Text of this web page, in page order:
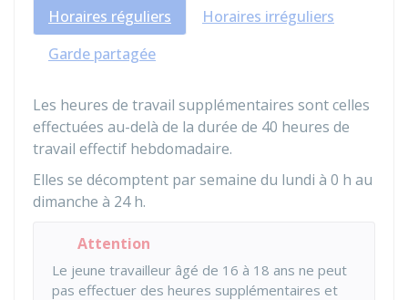
Horaires réguliers
Horaires irréguliers
Garde partagée
Les heures de travail supplémentaires sont celles
effectuées au-delà de la durée de 40 heures de
travail effectif hebdomadaire.
Elles se décomptent par semaine du lundi à 0 h au
dimanche à 24 h.
Attention
Le jeune travailleur âgé de 16 à 18 ans ne peut
pas effectuer des heures supplémentaires et